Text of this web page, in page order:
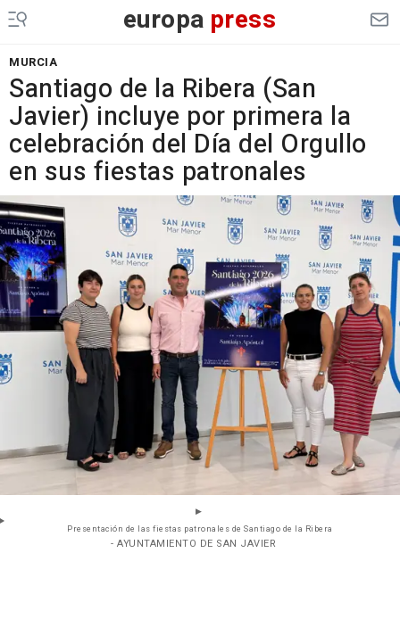
europa press
MURCIA
Santiago de la Ribera (San
Javier) incluye por primera la
celebración del Día del Orgullo
en sus fiestas patronales
Presentación de las fiestas patronales de Santiago de la Ribera
- AYUNTAMIENTO DE SAN JAVIER